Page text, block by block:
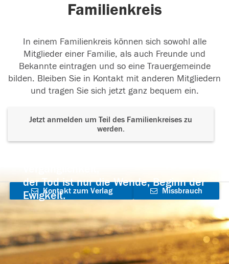
Familienkreis
In einem Familienkreis können sich sowohl alle
Mitglieder einer Familie, als auch Freunde und
Bekannte eintragen und so eine Trauergemeinde
bilden. Bleiben Sie in Kontakt mit anderen Mitgliedern
und tragen Sie sich jetzt ganz bequem ein.
Jetzt anmelden um Teil des Familienkreises zu
werden.
der Tod ist nur die Wende, Beginn der
Ewigkeit.
Kontakt zum Verlag
aufnehmen
Missbrauch